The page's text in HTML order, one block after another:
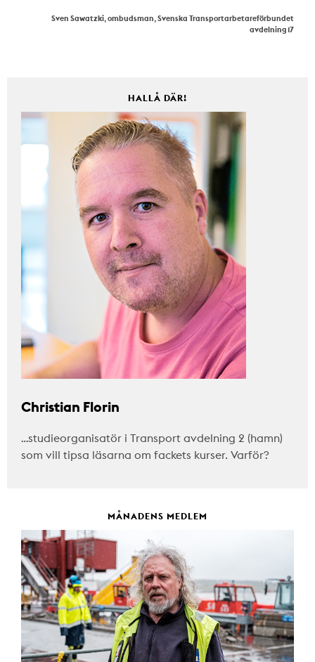
Sven Sawatzki, ombudsman, Svenska Transportarbetareförbundet
avdelning 17
HALLÅ DÄR!
Christian Florin
…studieorganisatör i Transport avdelning 2 (hamn)
som vill tipsa läsarna om fackets kurser. Varför?
MÅNADENS MEDLEM